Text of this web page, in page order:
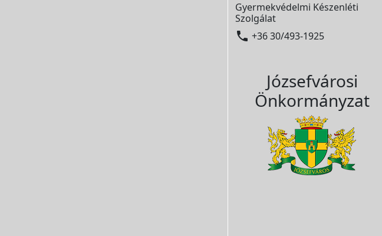
Gyermekvédelmi Készenléti
Szolgálat
 +36 30/493-1925
Józsefvárosi
Önkormányzat